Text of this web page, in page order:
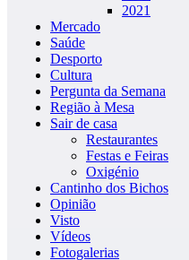
2021
Mercado
Saúde
Desporto
Cultura
Pergunta da Semana
Região à Mesa
Sair de casa
Restaurantes
Festas e Feiras
Oxigénio
Cantinho dos Bichos
Opinião
Visto
Vídeos
Fotogalerias